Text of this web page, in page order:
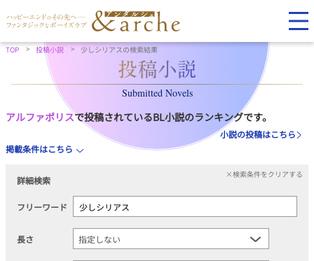
TOP 投稿小説 少しシリアスの検索結果
Submitted Novels
アルファポリスで投稿されているBL小説のランキングです。
小説の投稿はこちら
掲載条件はこちら
詳細検索
×検索条件をクリアする
フリーワード
長さ